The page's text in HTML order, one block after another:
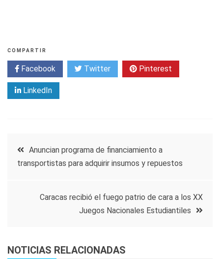
COMPARTIR
Facebook Twitter Pinterest
LinkedIn
Navegación
entradas
Anuncian programa de financiamiento a
transportistas para adquirir insumos y repuestos
Caracas recibió el fuego patrio de cara a los XX
Juegos Nacionales Estudiantiles
NOTICIAS RELACIONADAS